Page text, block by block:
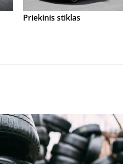
Priekinis stiklas